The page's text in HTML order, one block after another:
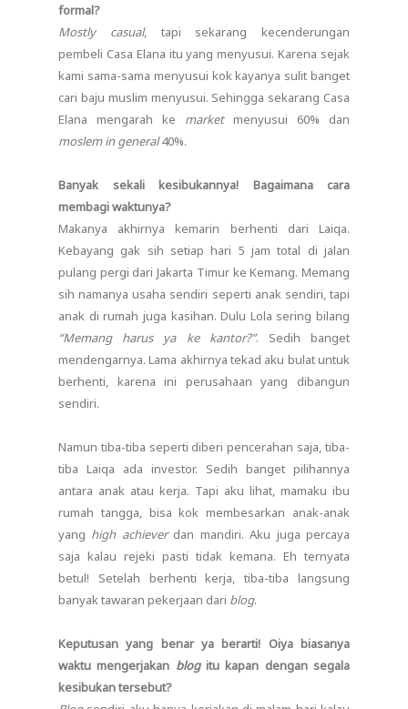
formal?
Mostly casual, tapi sekarang kecenderungan
pembeli Casa Elana itu yang menyusui. Karena sejak
kami sama-sama menyusui kok kayanya sulit banget
cari baju muslim menyusui. Sehingga sekarang Casa
Elana mengarah ke marketmenyusui 60% dan
moslem in general40%.
Banyak sekali kesibukannya! Bagaimana cara
membagi waktunya?
Makanya akhirnya kemarin berhenti dari Laiqa.
Kebayang gak sih setiap hari 5 jam total di jalan
pulang pergi dari Jakarta Timur ke Kemang. Memang
sih namanya usaha sendiri seperti anak sendiri, tapi
anak di rumah juga kasihan. Dulu Lola sering bilang
“Memang harus ya ke kantor?”. Sedih banget
mendengarnya. Lama akhirnya tekad aku bulat untuk
berhenti, karena ini perusahaan yang dibangun
sendiri.
Namun tiba-tiba seperti diberi pencerahan saja, tiba-
tiba Laiqa ada investor. Sedih banget pilihannya
antara anak atau kerja. Tapi aku lihat, mamaku ibu
rumah tangga, bisa kok membesarkan anak-anak
yang high achieverdan mandiri. Aku juga percaya
saja kalau rejeki pasti tidak kemana. Eh ternyata
betul! Setelah berhenti kerja, tiba-tiba langsung
banyak tawaran pekerjaan dari blog.
Keputusan yang benar ya berarti! Oiya biasanya
waktu mengerjakan blogitu kapan dengan segala
kesibukan tersebut?